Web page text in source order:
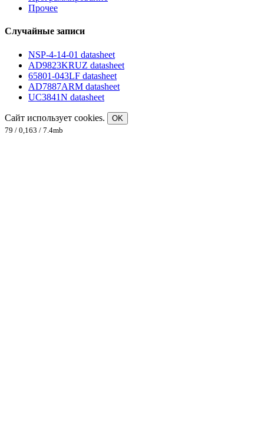
Прочее
Случайные записи
NSP-4-14-01 datasheet
AD9823KRUZ datasheet
65801-043LF datasheet
AD7887ARM datasheet
UC3841N datasheet
Сайт использует cookies.
OK
79 / 0,163 / 7.4mb